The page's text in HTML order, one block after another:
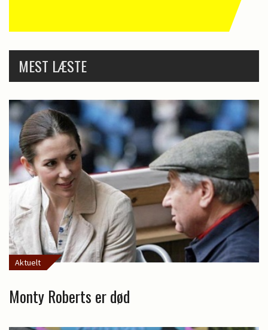
MEST LÆSTE
Aktuelt
Monty Roberts er død